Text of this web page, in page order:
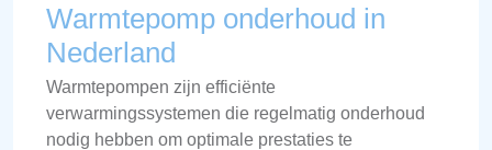
Warmtepomp onderhoud in
Nederland
Warmtepompen zijn efficiënte
verwarmingssystemen die regelmatig onderhoud
nodig hebben om optimale prestaties te